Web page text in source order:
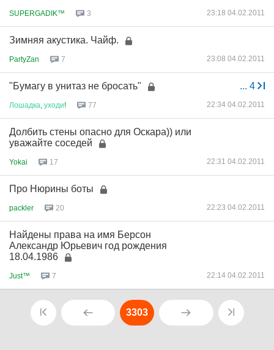
SUPERGADIK™ 3 23:18 04.02.2011
Зимняя акустика. Чайф.
PartyZan 7 23:08 04.02.2011
... 4
"Бумагу в унитаз не бросать"
Лошадка уходи! 77 22:34 04.02.2011
Долбить стены опасно для Оскара)) или
уважайте соседей
Yokai 17 22:31 04.02.2011
Про Нюрины боты
packler 20 22:23 04.02.2011
Найдены права на имя Берсон
Александр Юрьевич год рождения
18.04.1986
Just™ 7 22:14 04.02.2011
3303